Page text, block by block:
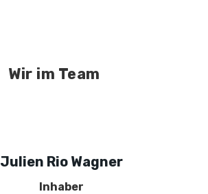
Wir im Team
Julien Rio Wagner
Inhaber